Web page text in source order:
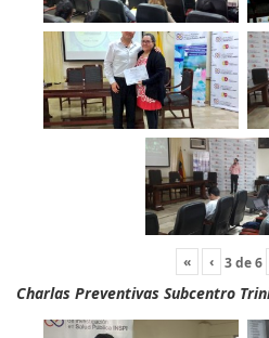
« ‹ 3de6
Charlas Preventivas Subcentro